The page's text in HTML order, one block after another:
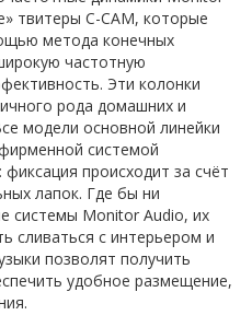
твитеры C-CAM, которые
метода конечных
частотную
Эти колонки
рода домашних и
модели основной линейки
системой
происходит за счёт
лапок. Где бы ни
системы Monitor Audio, их
сливаться с интерьером и
позволят получить
удобное размещение,